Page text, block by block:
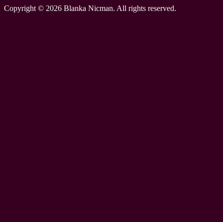
Copyright © 2026 Blanka Nicman. All rights reserved.